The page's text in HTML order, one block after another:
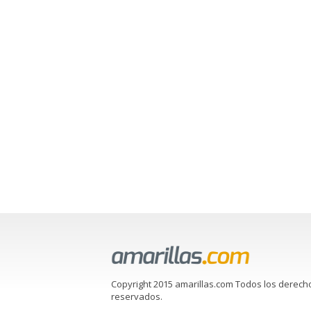
Copyright 2015 amarillas.com Todos los
reservados.